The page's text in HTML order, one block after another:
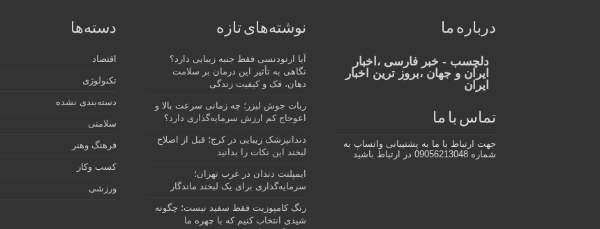
درباره ما
دلچسب - خبر فارسی ،اخبار
ایران و جهان ،بروز ترین اخبار
ایران
تماس با ما
جهت ارتباط با ما به پشتیبانی واتساپ به
شماره 09056213048 در ارتباط باشید
نوشته‌های تازه
آیا ارتودنسی فقط جنبه زیبایی دارد؟
نگاهی به تأثیر این درمان بر سلامت
دهان، فک و کیفیت زندگی
ربات جوش لیزر؛ چه زمانی سرعت بالا و
اعوجاج کم ارزش سرمایه‌گذاری دارد؟
دندانپزشک زیبایی در کرج؛ قبل از اصلاح
لبخند این نکات را بدانید
ایمپلنت دندان در غرب تهران؛
سرمایه‌گذاری برای یک لبخند ماندگار
رنگ کامپوزیت فقط سفید نیست؛ چگونه
شیدی انتخاب کنیم که با چهره ما
دسته‌ها
اقتصاد
تکنولوژی
دسته‌بندی نشده
سلامتی
فرهنگ وهنر
کسب وکار
ورزشی